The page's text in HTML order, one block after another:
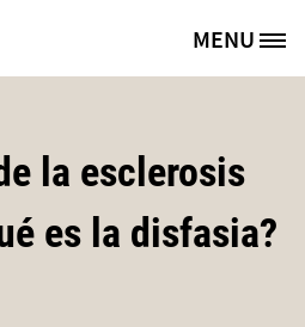
MENU
la esclerosis
es la disfasia?